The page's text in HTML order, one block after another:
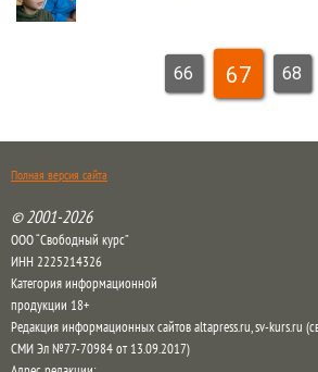
66 67 68
Полная версия сайта
© 2001-2026
ООО “Свободный курс”
ИНН 2225214326
Категория информационной
продукции 18+
Редакция информационных сайтов altapress.ru, sv-kurs.ru
СМИ Эл №77-70984 от 13.09.2017)